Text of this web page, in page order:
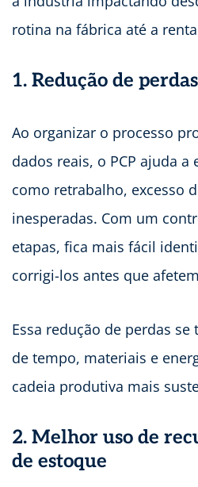
rotina na fábrica até a
1. Redução de
Ao organizar o processo
dados reais, o PCP ajuda
como retrabalho, excesso
inesperadas. Com um
etapas, fica mais fácil
corrigi-los antes que
Essa redução de perdas
de tempo, materiais e
cadeia produtiva mais
2. Melhor uso de
de estoque